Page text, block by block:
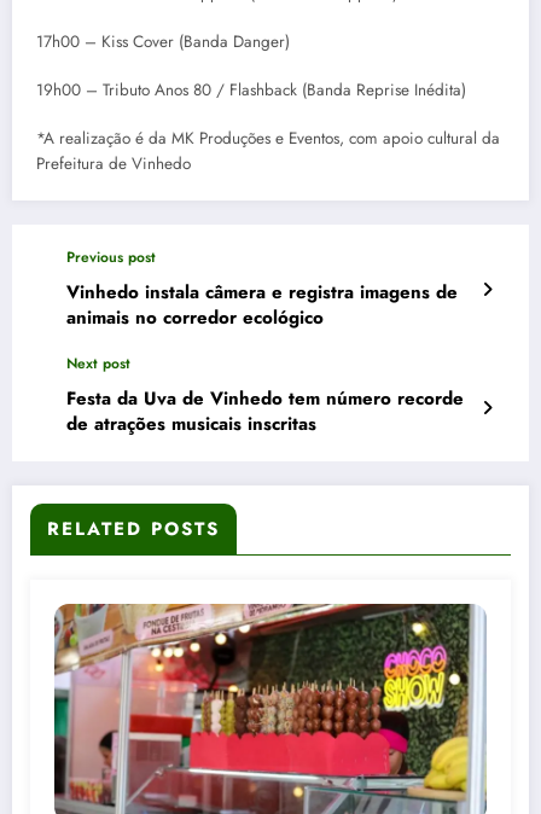
17h00 – Kiss Cover (Banda Danger)
19h00 – Tributo Anos 80 / Flashback (Banda Reprise Inédita)
*A realização é da MK Produções e Eventos, com apoio cultural da
Prefeitura de Vinhedo
Previous post
Vinhedo instala câmera e registra imagens de
animais no corredor ecológico
Next post
Festa da Uva de Vinhedo tem número recorde
de atrações musicais inscritas
RELATED POSTS